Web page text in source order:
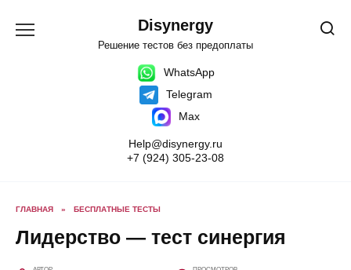
содержанию
Disynergy
Решение тестов без предоплаты
WhatsApp
Telegram
Max
Help@disynergy.ru
+7 (924) 305-23-08
ГЛАВНАЯ » БЕСПЛАТНЫЕ ТЕСТЫ
Лидерство — тест синергия